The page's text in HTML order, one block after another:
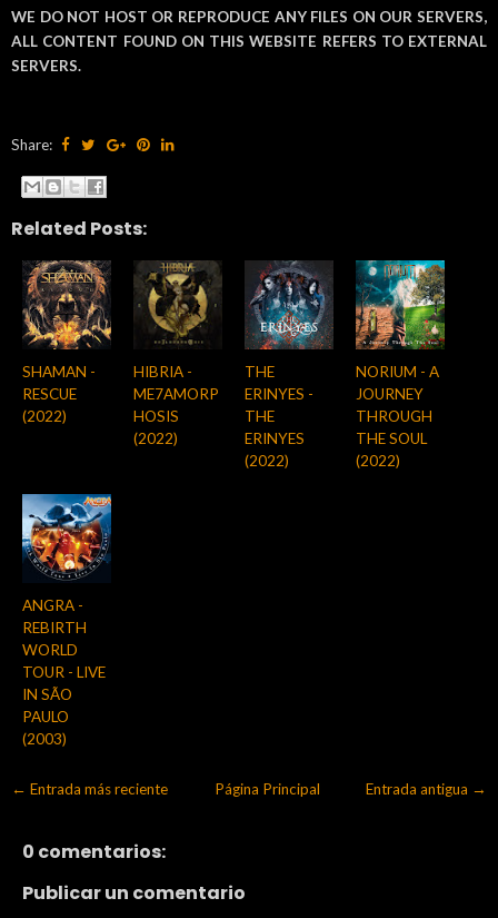
WE DO NOT HOST OR REPRODUCE ANY FILES ON OUR SERVERS,
ALL CONTENT FOUND ON THIS WEBSITE REFERS TO EXTERNAL
SERVERS.
Share:
Related Posts:
SHAMAN -
RESCUE
(2022)
HIBRIA -
ME7AMORP
HOSIS
(2022)
THE
ERINYES -
THE
ERINYES
(2022)
NORIUM - A
JOURNEY
THROUGH
THE SOUL
(2022)
ANGRA -
REBIRTH
WORLD
TOUR - LIVE
IN SÃO
PAULO
(2003)
← Entrada más reciente Entrada antigua →
Página Principal
0 comentarios:
Publicar un comentario